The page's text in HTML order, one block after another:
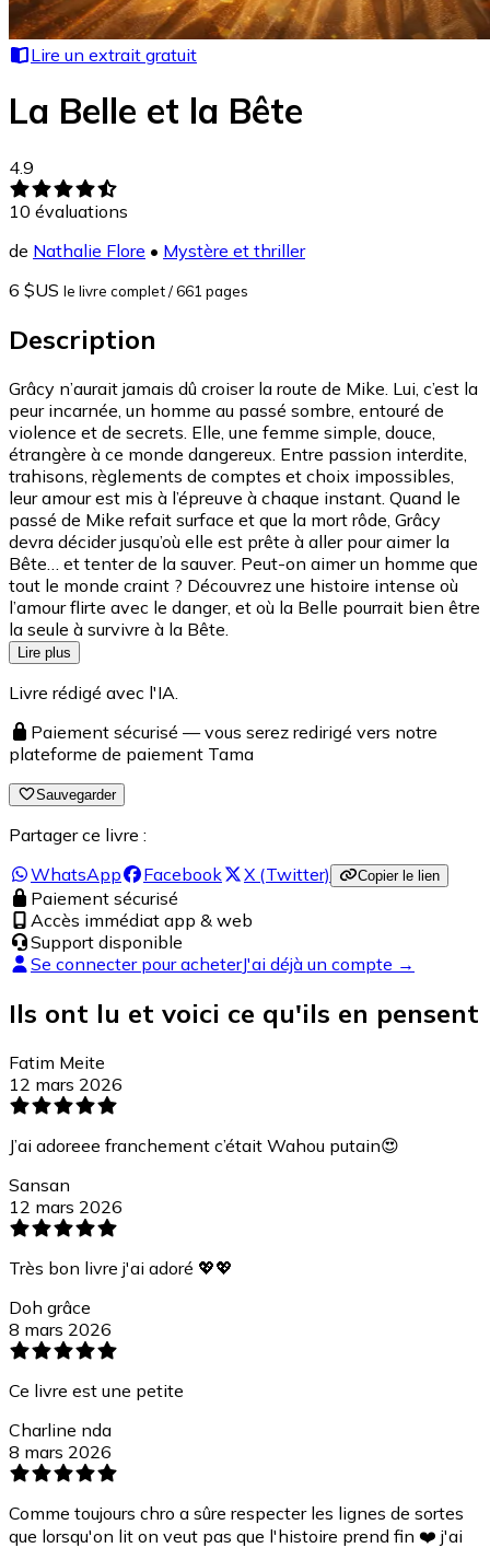
Lire un extrait gratuit
La Belle et la Bête
4.9
10 évaluations
de Nathalie Flore • Mystère et thriller
6 $US le livre complet/ 661 pages
Description
Grâcy n’aurait jamais dû croiser la route de Mike. Lui, c’est la
peur incarnée, un homme au passé sombre, entouré de
violence et de secrets. Elle, une femme simple, douce,
étrangère à ce monde dangereux. Entre passion interdite,
trahisons, règlements de comptes et choix impossibles,
leur amour est mis à l’épreuve à chaque instant. Quand le
passé de Mike refait surface et que la mort rôde, Grâcy
devra décider jusqu’où elle est prête à aller pour aimer la
Bête… et tenter de la sauver. Peut-on aimer un homme que
tout le monde craint ? Découvrez une histoire intense où
l’amour flirte avec le danger, et où la Belle pourrait bien être
la seule à survivre à la Bête.
Lire plus
Livre rédigé avec l'IA.
Paiement sécurisé — vous serez redirigé vers notre
plateforme de paiement Tama
Sauvegarder
Partager ce livre :
WhatsApp
Facebook X (Twitter) Copier le lien
Paiement sécurisé
Accès immédiat app & web
Support disponible
Se connecter pour acheterJ'ai déjà un compte →
Ils ont lu et voici ce qu'ils en pensent
Fatim Meite
12 mars 2026
J’ai adoreee franchement c’était Wahou putain😍
Sansan
12 mars 2026
Très bon livre j'ai adoré 💖💖
Doh grâce
8 mars 2026
Ce livre est une petite
Charline nda
8 mars 2026
Comme toujours chro a sûre respecter les lignes de sortes
que lorsqu'on lit on veut pas que l'histoire prend fin ❤️ j'ai